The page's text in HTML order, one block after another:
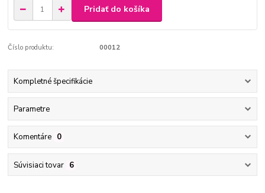
Pridať do košíka
Číslo produktu: 00012
Kompletné špecifikácie
Parametre
Komentáre 0
Súvisiaci tovar 6